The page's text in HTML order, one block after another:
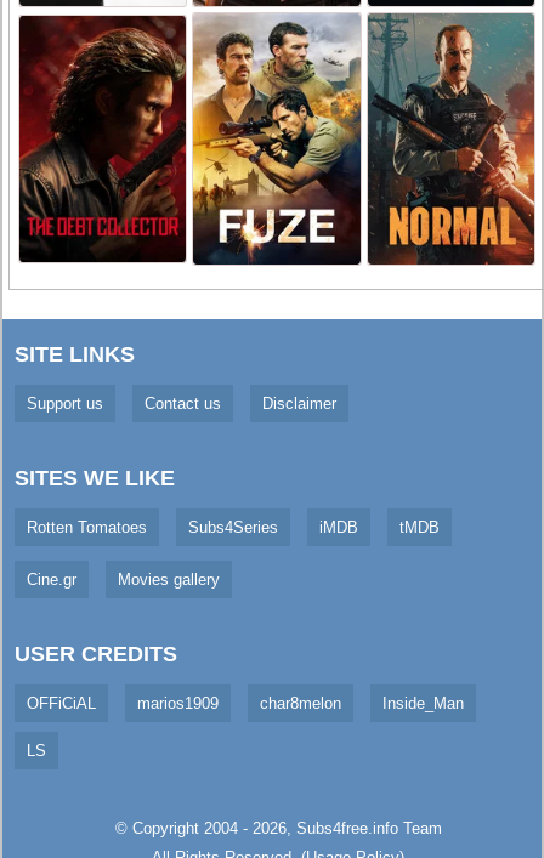
SITE LINKS
Support us Contact us Disclaimer
SITES WE LIKE
Rotten Tomatoes Subs4Series iMDB tMDB
Cine.gr Movies gallery
USER CREDITS
OFFiCiAL marios1909 char8melon Inside_Man
LS
© Copyright 2004 - 2026, Subs4free.infoTeam